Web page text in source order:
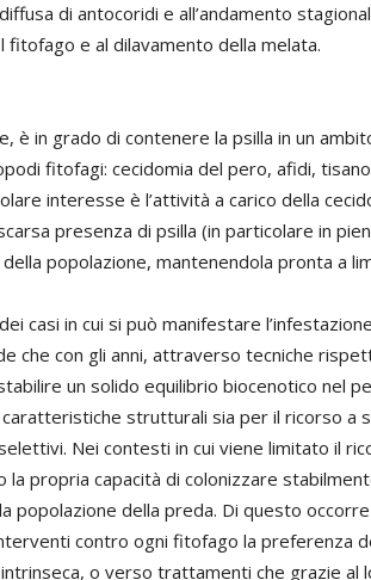
di antocoridi e all’andamento
e al dilavamento della melata.
è in grado di contenere la psilla in un
fitofagi: cecidomia del pero, afidi,
interesse è l’attività a carico della
presenza di psilla (in particolare in
popolazione, mantenendola pronta a
casi in cui si può manifestare
che con gli anni, attraverso tecniche
un solido equilibrio biocenotico nel
strutturali sia per il ricorso a
Nei contesti in cui viene limitato il
propria capacità di colonizzare
popolazione della preda. Di questo
contro ogni fitofago la preferenza
o verso trattamenti che grazie al